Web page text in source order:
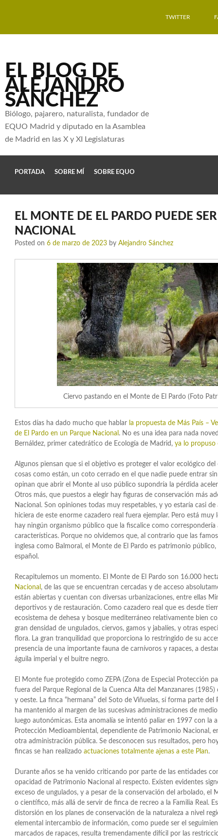
TWITTER
EL BLOG DE
ALEJANDRO
SÁNCHEZ
Biólogo, pajarero, naturalista, fundador de
EQUO Madrid y diputado en la Asamblea
de Madrid en las X y XI Legislaturas
PORTADA SOBRE MÍ SOBRE EQUO
EL MONTE DE EL PARDO PUEDE
NACIONAL
Posted on 6 de marzo de 2023 by Alejandro Sánchez
Ciervo pastando en el Monte de El Pardo (Foto
Estos días ha dado mucho que hablar la propuesta de Más País –
de El Pardo en un Parque Nacional . No es una idea para nada
Bernáldez, primer catedrático de Ecología de Madrid, ya lo propuso
Algunos piensan que si el objetivo es proteger el valor ecológico del
cosas como están, un coto cerrado en el que nadie puede entrar
opinan que abrir el Monte al uso público supondría la pérdida
Otros más, que puestos a elegir hay figuras de conservación más
Nacional. Son opiniones todas muy respetables, y yo estaría casi
hiciera de este enorme cazadero real fuera ejemplar. Pero está
hay ningún organismo público que la fiscalice como
características. Porque no olvidemos que, al contrario que las
inglesa como Balmoral, el Monte de El Pardo es patrimonio
español.
Recapitulemos un momento. El Monte de El Pardo son 16.000
Nacional , de las que se encuentran cercadas y de acceso
están abiertas y cuentan con diversas urbanizaciones, entre ellas
deportivos y de restauración. Como cazadero real que es desde
ecosistema de dehesa y bosque mediterráneo relativamente bien
gran densidad de ungulados, ciervos, gamos y jabalíes, y otras
flora. La gran tranquilidad que proporciona lo restringido de su
presencia de una importante fauna de carnívoros y rapaces, a
águila imperial y el buitre negro.
El Monte fue protegido como ZEPA (Zona de Especial Protección
fuera del Parque Regional de la Cuenca Alta del Manzanares (1985)
y oeste. La finca “hermana” del Soto de Viñuelas, sí forma parte del
ha mantenido al margen de las sucesivas administraciones de
luego autonómicas. Esta anomalía se intentó paliar en 1997 con la
Protección Medioambiental, dependiente de Patrimonio Nacional,
otra administración pública. Se desconocen sus resultados, pero
fincas se han realizado actuaciones totalmente ajenas a este Plan.
Durante años se ha venido criticando por parte de las entidades
opacidad de Patrimonio Nacional al respecto. Existen evidentes
exceso de ungulados, y a pesar de la conservación del arbolado, el
o científico, más allá de servir de finca de recreo a la Familia Real.
distorsión en los planes de conservación de la naturaleza a nivel
elemental intercambio de información, como puede ser el
marcados de rapaces, resulta tremendamente difícil por las